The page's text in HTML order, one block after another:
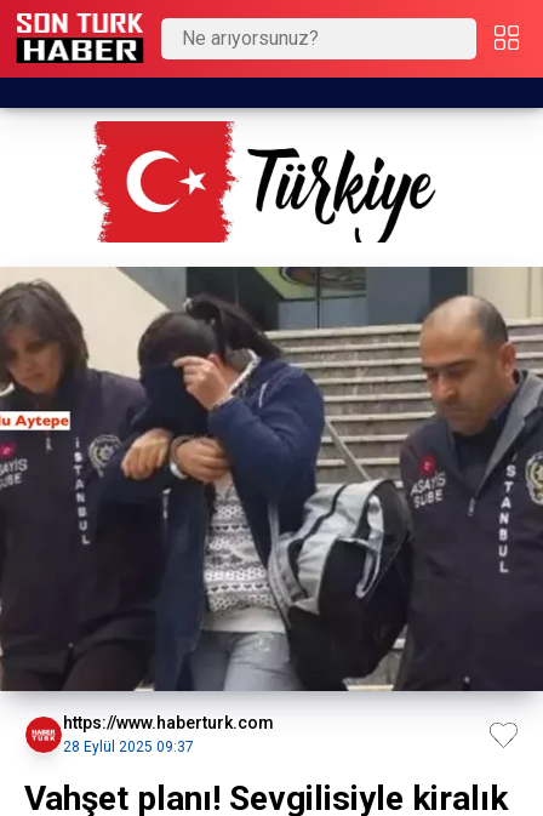
https://www.haberturk.com
28 Eylül 2025 09:37
Vahşet planı! Sevgilisiyle kiralık